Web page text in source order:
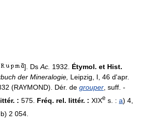
]. DsAc. 1932. Étymol. et Hist.
der Mineralogie, Leipzig, I, 46 d'apr.
(RAYMOND). Dér. de grouper, suff. -
: 575. Fréq. rel. littér. : XIXe s. : a) 4,
2 054.